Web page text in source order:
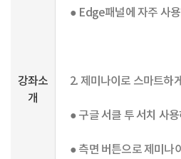
강좌소
개
● Edge패널에 자주 사
2. 제미나이로 스마트하
● 구글 서클 투 서치 사용
● 측면 버튼으로 제미나